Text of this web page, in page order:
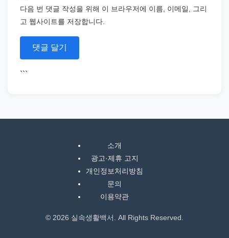
다음 번 댓글 작성을 위해 이 브라우저에 이름, 이메일, 그리
고 웹사이트를 저장합니다.
```
소개
광고·제휴 고지
개인정보처리방침
문의
이용약관
© 2026 실속생활백서. All Rights Reserved.